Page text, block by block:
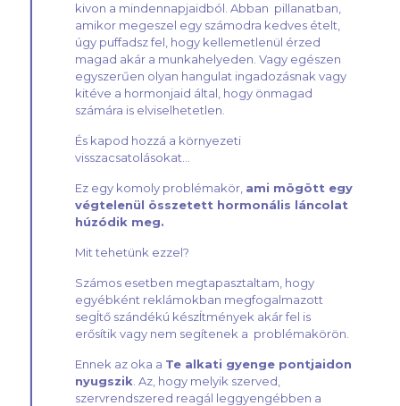
kivon a mindennapjaidból. Abban pillanatban,
amikor megeszel egy számodra kedves ételt,
úgy puffadsz fel, hogy kellemetlenül érzed
magad akár a munkahelyeden. Vagy egészen
egyszerűen olyan hangulat ingadozásnak vagy
kitéve a hormonjaid által, hogy önmagad
számára is elviselhetetlen.
És kapod hozzá a környezeti
visszacsatolásokat…
Ez egy komoly problémakör, ami mögött egy
végtelenül összetett hormonális láncolat
húzódik meg.
Mit tehetünk ezzel?
Számos esetben megtapasztaltam, hogy
egyébként reklámokban megfogalmazott
segÍtő szándékú készÍtmények akár fel is
erősítik vagy nem segítenek a problémakörön.
Ennek az oka a Te alkati gyenge pontjaidon
nyugszik . Az, hogy melyik szerved,
szervrendszered reagál leggyengébben a